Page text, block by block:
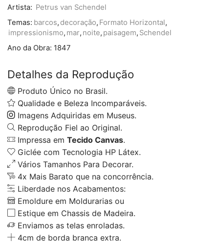
Artista: Petrus van Schendel
Temas: barcos, decoração, Formato Horizontal,
impressionismo, mar, noite, paisagem, Schendel
Ano da Obra: 1847
Detalhes da Reprodução
Produto Único no Brasil.
Qualidade e Beleza Incomparáveis.
Imagens Adquiridas em Museus.
Reprodução Fiel ao Original.
Impressa em Tecido Canvas.
Giclée com Tecnologia HP Látex.
Vários Tamanhos Para Decorar.
4x Mais Barato que na concorrência.
Liberdade nos Acabamentos:
Emoldure em Moldurarias ou
Estique em Chassis de Madeira.
Enviamos as telas enroladas.
4cm de borda branca extra.